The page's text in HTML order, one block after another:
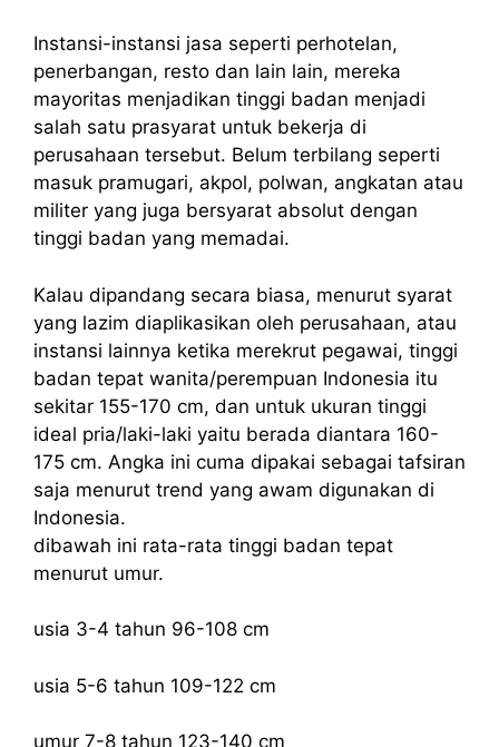
Instansi-instansi jasa seperti perhotelan,
penerbangan, resto dan lain lain, mereka
mayoritas menjadikan tinggi badan menjadi
salah satu prasyarat untuk bekerja di
perusahaan tersebut. Belum terbilang seperti
masuk pramugari, akpol, polwan, angkatan atau
militer yang juga bersyarat absolut dengan
tinggi badan yang memadai.
Kalau dipandang secara biasa, menurut syarat
yang lazim diaplikasikan oleh perusahaan, atau
instansi lainnya ketika merekrut pegawai, tinggi
badan tepat wanita/perempuan Indonesia itu
sekitar 155-170 cm, dan untuk ukuran tinggi
ideal pria/laki-laki yaitu berada diantara 160-
175 cm. Angka ini cuma dipakai sebagai tafsiran
saja menurut trend yang awam digunakan di
Indonesia.
dibawah ini rata-rata tinggi badan tepat
menurut umur.
usia 3-4 tahun 96-108 cm
usia 5-6 tahun 109-122 cm
umur 7-8 tahun 123-140 cm